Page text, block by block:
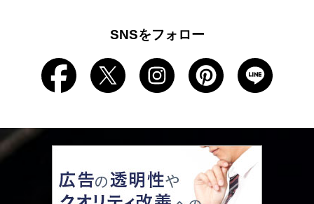
SNSをフォロー